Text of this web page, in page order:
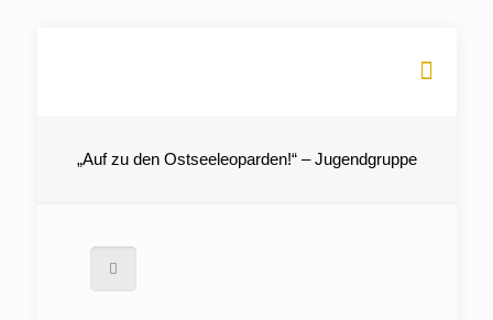
„Auf zu den Ostseeleoparden!“ – Jugendgruppe